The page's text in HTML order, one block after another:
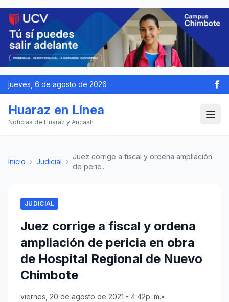
jueves, 6 de agosto de 2026
Huaraz en Línea
Noticias de Huaraz y Áncash
Inicio › Judicial ›
Juez corrige a fiscal y ordena ampliación
de peric...
JUDICIAL
Juez corrige a fiscal y ordena
ampliación de pericia en obra
de Hospital Regional de Nuevo
Chimbote
viernes, 20 de agosto de 2021 - 4:42p. m.•